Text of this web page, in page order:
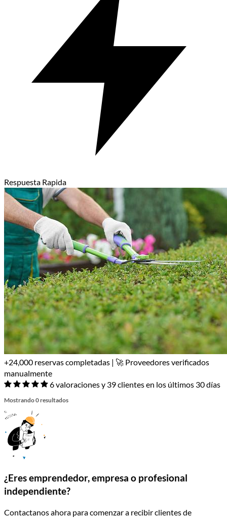
Respuesta Rapida
+24,000 reservas completadas | 🚀 Proveedores verificados
manualmente
6 valoraciones y 39 clientes en los últimos 30 días
Mostrando 0 resultados
¿Eres emprendedor, empresa o profesional
independiente?
Contactanos ahora para comenzar a recibir clientes de